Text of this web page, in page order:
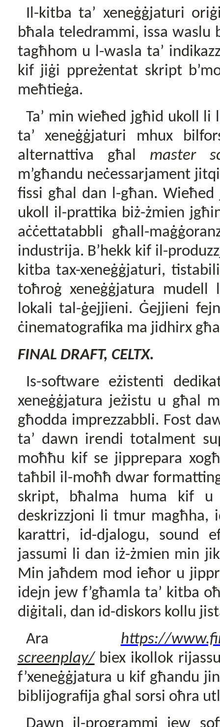
Il-kitba ta’ xeneġġjaturi
bħala teledrammi, issa
tagħhom u l-wasla ta’
kif jiġi ppreżentat skript
meħtieġa.
Ta’ min wieħed jgħid ukoll li
ta’ xeneġġjaturi mhux
alternattiva għal master
m’għandu neċessarjament
fissi għal dan l-għan.
ukoll il-prattika biż-żmien
aċċettatabbli għall-
industrija. B’hekk kif il-
kitba tax-xeneġġjaturi,
toħroġ xeneġġjatura
lokali tal-ġejjieni. Ġejjieni
ċinematografika ma jidhirx
FINAL DRAFT, CELTX.
Is-software eżistenti
xeneġġjatura jeżistu u għal
għodda imprezzabbli. Fost
ta’ dawn irendi totalment
moħħu kif se jipprepara
taħbil il-moħħ dwar
skript, bħalma huma kif u
deskrizzjoni li tmur magħha,
karattri, id-djalogu, sound
jassumi li dan iż-żmien min
Min jaħdem mod ieħor u
idejn jew f’għamla ta’ kitba
diġitali, dan id-diskors kollu
Ara https://
screenplay/ biex ikollok
f’xeneġġjatura u kif għandu
biblijografija għal sorsi oħra
Dawn il-programmi jew